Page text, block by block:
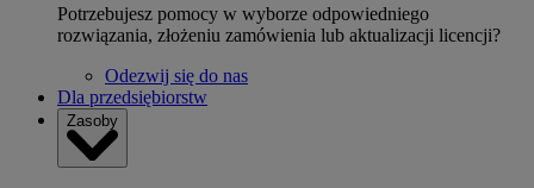
Potrzebujesz pomocy w wyborze odpowiedniego
rozwiązania, złożeniu zamówienia lub aktualizacji licencji?
Odezwij się do nas
Dla przedsiębiorstw
Zasoby